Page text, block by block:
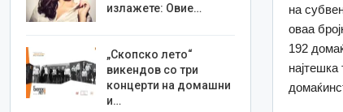
на
оваа
192
излажете: Овие…
„Скопско лето“
викендов со три
концерти на домашни
и…